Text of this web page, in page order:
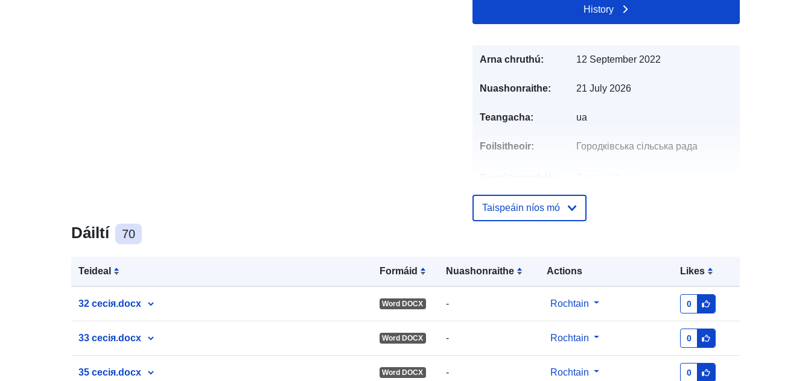
Dáiltí 70
Teideal Formáid Nuashonraithe Actions Likes
32 сесія.docx Word DOCX - Rochtain 0
33 сесія.docx Word DOCX - Rochtain 0
35 сесія.docx Word DOCX - Rochtain 0
History
Arna chruthú: 12 September 2022
Nuashonraithe: 21 July 2026
Teangacha: ua
Foilsitheoir: Городківська сільська рада
Ríomhphost:
mailto:gorodkivka2017@gmail.com
Nuashonraithe ar data.europa.eu:
29 July 2026
3ade8e95598d
http://data.europa.eu/88u/dataset/ad
35f2b9-d326-49c1-95e3-
Taispeáin níos mó